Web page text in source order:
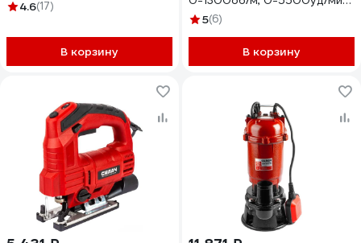
угол поворот45/наклон45,
4.6(17)
В корзину
4,3Дж, 3 реж, SDS+/QCC,
5(6)
В корзину